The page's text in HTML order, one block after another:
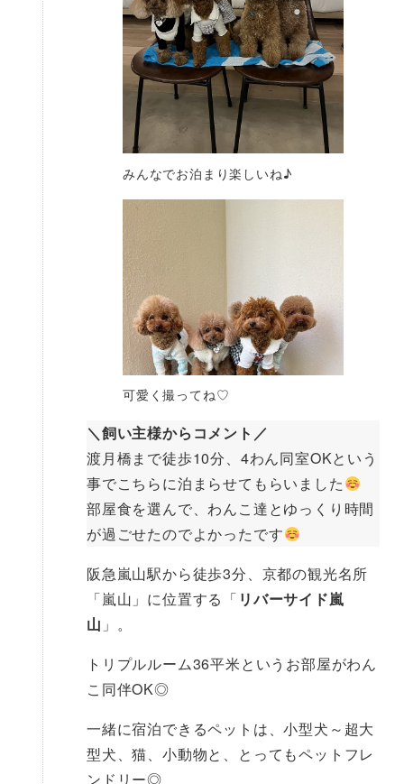
みんなでお泊まり楽しいね♪
可愛く撮ってね♡
＼飼い主様からコメント／
渡月橋まで徒歩10分、4わん同室OKという
事でこちらに泊まらせてもらいました
部屋食を選んで、わんこ達とゆっくり時間
が過ごせたのでよかったです
阪急嵐山駅から徒歩3分、京都の観光名所
「嵐山」に位置する「 リバーサイド嵐
山 」。
トリプルルーム36平米というお部屋がわん
こ同伴OK◎
一緒に宿泊できるペットは、小型犬～超大
型犬、猫、小動物と、とってもペットフレ
ンドリー◎